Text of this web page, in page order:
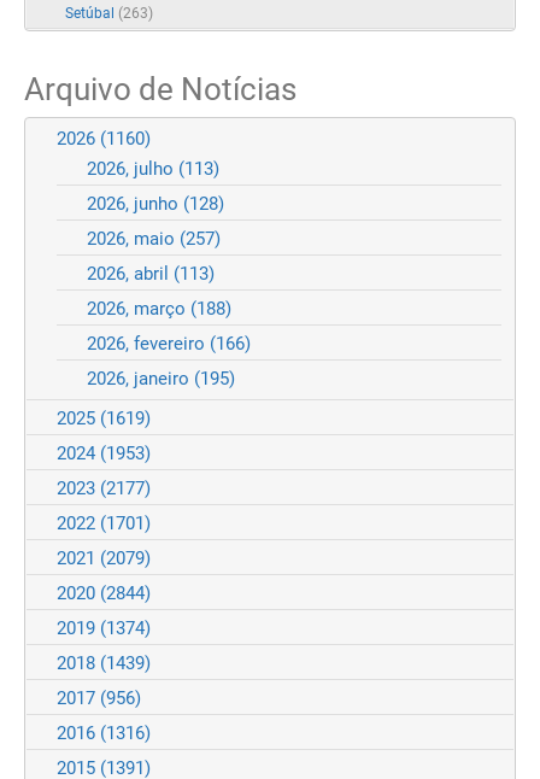
Setúbal (263)
Arquivo de Notícias
2026 (1160)
2026, julho (113)
2026, junho (128)
2026, maio (257)
2026, abril (113)
2026, março (188)
2026, fevereiro (166)
2026, janeiro (195)
2025 (1619)
2024 (1953)
2023 (2177)
2022 (1701)
2021 (2079)
2020 (2844)
2019 (1374)
2018 (1439)
2017 (956)
2016 (1316)
2015 (1391)